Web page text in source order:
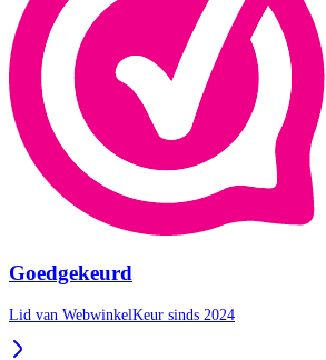
Goedgekeurd
Lid van WebwinkelKeur sinds 2024